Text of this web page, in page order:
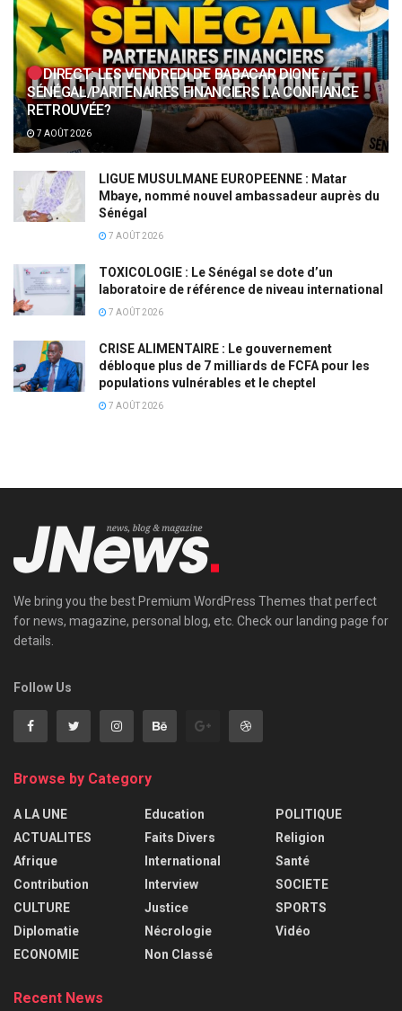
DIRECT: LES VENDREDI DE BABACAR DIONE :
SÉNÉGAL/PARTENAIRES FINANCIERS LA CONFIANCE
RETROUVÉE?
7 AOÛT 2026
LIGUE MUSULMANE EUROPEENNE : Matar
Mbaye, nommé nouvel ambassadeur auprès du
Sénégal
7 AOÛT 2026
TOXICOLOGIE : Le Sénégal se dote d’un
laboratoire de référence de niveau international
7 AOÛT 2026
CRISE ALIMENTAIRE : Le gouvernement
débloque plus de 7 milliards de FCFA pour les
populations vulnérables et le cheptel
7 AOÛT 2026
We bring you the best Premium WordPress Themes that perfect
for news, magazine, personal blog, etc. Check our landing page for
details.
Follow Us
Browse by Category
A LA UNE
ACTUALITES
Afrique
Contribution
CULTURE
Diplomatie
ECONOMIE
Education
Faits Divers
International
Interview
Justice
Nécrologie
Non Classé
POLITIQUE
Religion
Santé
SOCIETE
SPORTS
Vidéo
Recent News